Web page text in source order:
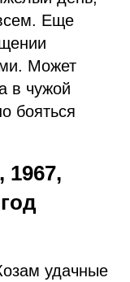
Еще
Может
в чужой
бояться
1967,
удачные